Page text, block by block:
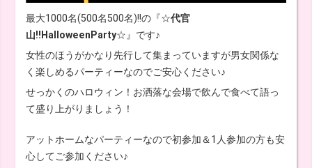
最大1000名(500名500名)!!の『☆代官
山!!HalloweenParty☆』です♪
女性のほうがかなり先行して集まっていますが男女関係な
く楽しめるパーティーなのでご安心ください♪
せっかくのハロウィン！お洒落な会場で飲んで食べて語っ
て盛り上がりましょう！
アットホームなパーティーなので初参加＆1人参加の方も安
心してご参加ください♪